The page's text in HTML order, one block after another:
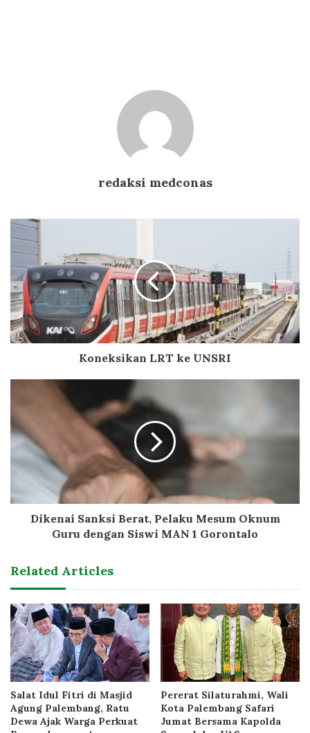
redaksi medconas
Koneksikan LRT ke UNSRI
Dikenai Sanksi Berat, Pelaku Mesum Oknum
Guru dengan Siswi MAN 1 Gorontalo
Related Articles
Salat Idul Fitri di Masjid
Agung Palembang, Ratu
Dewa Ajak Warga Perkuat
Pererat Silaturahmi, Wali
Kota Palembang Safari
Jumat Bersama Kapolda